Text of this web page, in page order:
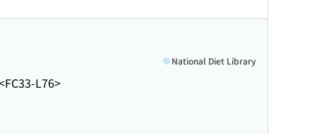
L76>
National Diet Library